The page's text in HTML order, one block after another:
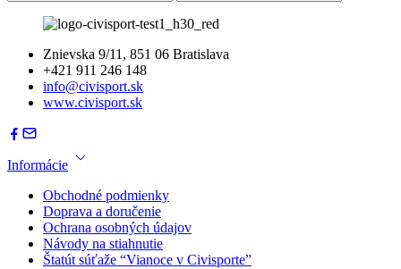
Znievska 9/11, 851 06 Bratislava
+421 911 246 148
info@civisport.sk
www.civisport.sk
Informácie
Obchodné podmienky
Doprava a doručenie
Ochrana osobných údajov
Návody na stiahnutie
Štatút súťaže “Vianoce v Civisporte”